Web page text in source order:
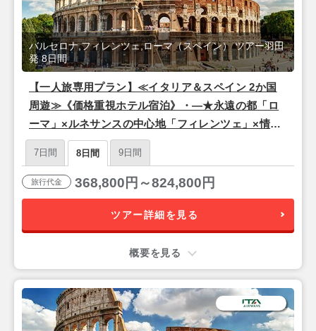
【一人旅専用プラン】≪イタリア＆スペイン 2か国
周遊≫《価格重視ホテル宿泊》・―★永遠の都「ロ
ーマ」×ルネサンスの中心地「フィレンツェ」×情熱
の街「バルセロナ」★―・8日間【羽田昼発/ITAエア
ウェイズ(東京-ローマ間直行便)】
バルセロナ,フィレンツェ,ローマ（スペイン） ツアー羽田
発 8日間
7日間 8日間 9日間
旅行代金 368,800円～824,800円
ツアー詳細を見る
概要を見る